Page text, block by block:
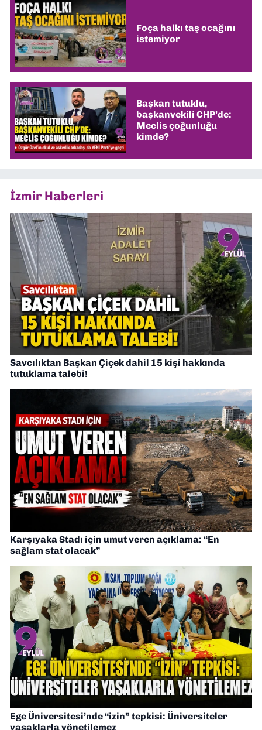
Foça halkı taş ocağını
istemiyor
Başkan tutuklu,
başkanvekili CHP’de:
Meclis çoğunluğu
kimde?
İzmir Haberleri
Savcılıktan Başkan Çiçek dahil 15 kişi hakkında
tutuklama talebi!
Karşıyaka Stadı için umut veren açıklama: “En
sağlam stat olacak”
Ege Üniversitesi’nde “izin” tepkisi: Üniversiteler
yasaklarla yönetilemez